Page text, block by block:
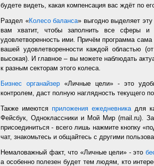
будете видеть, какая компенсация вас ждёт по
Раздел «Колесо баланса» выгодно выделяет
вам хватит, чтобы заполнить все сферы и
удовлетворенность ими. Причём программа
вашей удовлетворенности каждой областью
высокая). И главное – вы можете наблюдать
к разным секторам этого колеса.
Бизнес органайзер «Личные цели» - это
контролем, даст полную наглядность текущего
Также имеются приложения ежедневникадля
Фейсбук, Одноклассники и Мой Мир (mail.ru).
присоединиться - всего лишь нажмите кнопку
чат, знакомьтесь и общайтесь с другими
Немаловажный факт, что «Личные цели» - это
а особенно полезен будет тем людям, кто